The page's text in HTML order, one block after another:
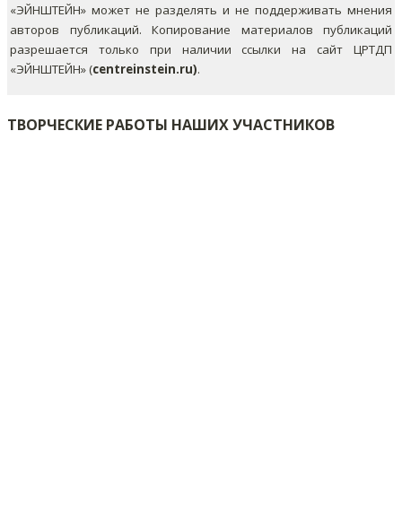
«ЭЙНШТЕЙН» может не разделять и не поддерживать мнения
авторов публикаций. Копирование материалов публикаций
разрешается только при наличии ссылки на сайт ЦРТДП
«ЭЙНШТЕЙН» (centreinstein.ru).
ТВОРЧЕСКИЕ РАБОТЫ НАШИХ УЧАСТНИКОВ